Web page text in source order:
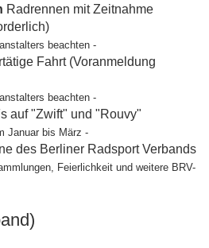
Radrennen mit Zeitnahme
beachten -
Fahrt (Voranmeldung
beachten -
auf "Zwift" und "Rouvy"
Januar bis März -
des Berliner Radsport Verbands
Feierlichkeit und weitere BRV-